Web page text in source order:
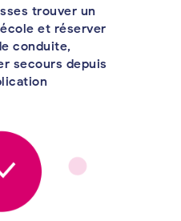
trouver un
et réserver
conduite,
secours depuis